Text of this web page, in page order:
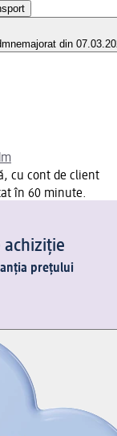
nemajorat din
cu cont de client
în 60 minute.
achiziție
prețului